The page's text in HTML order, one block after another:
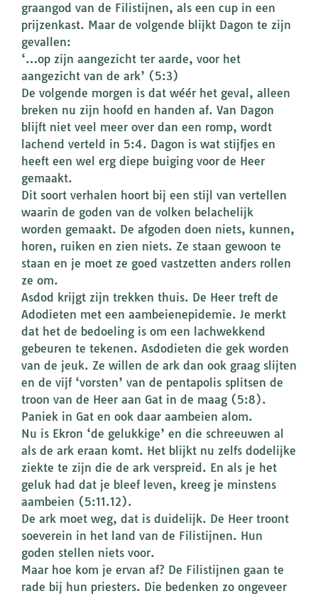
graangod van de Filistijnen, als een cup in een
prijzenkast. Maar de volgende blijkt Dagon te zijn
gevallen:
‘…op zijn aangezicht ter aarde, voor het
aangezicht van de ark’ (5:3)
De volgende morgen is dat wéér het geval, alleen
breken nu zijn hoofd en handen af. Van Dagon
blijft niet veel meer over dan een romp, wordt
lachend verteld in 5:4. Dagon is wat stijfjes en
heeft een wel erg diepe buiging voor de Heer
gemaakt.
Dit soort verhalen hoort bij een stijl van vertellen
waarin de goden van de volken belachelijk
worden gemaakt. De afgoden doen niets, kunnen,
horen, ruiken en zien niets. Ze staan gewoon te
staan en je moet ze goed vastzetten anders rollen
ze om.
Asdod krijgt zijn trekken thuis. De Heer treft de
Adodieten met een aambeienepidemie. Je merkt
dat het de bedoeling is om een lachwekkend
gebeuren te tekenen. Asdodieten die gek worden
van de jeuk. Ze willen de ark dan ook graag slijten
en de vijf ‘vorsten’ van de pentapolis splitsen de
troon van de Heer aan Gat in de maag (5:8).
Paniek in Gat en ook daar aambeien alom.
Nu is Ekron ‘de gelukkige’ en die schreeuwen al
als de ark eraan komt. Het blijkt nu zelfs dodelijke
ziekte te zijn die de ark verspreid. En als je het
geluk had dat je bleef leven, kreeg je minstens
aambeien (5:11.12).
De ark moet weg, dat is duidelijk. De Heer troont
soeverein in het land van de Filistijnen. Hun
goden stellen niets voor.
Maar hoe kom je ervan af? De Filistijnen gaan te
rade bij hun priesters. Die bedenken zo ongeveer